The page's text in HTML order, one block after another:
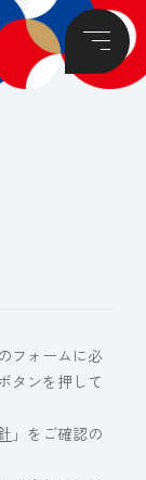
フォームに必
タンを押して
」をご確認の